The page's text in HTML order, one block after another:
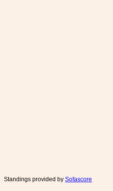
Standings provided by Sofascore